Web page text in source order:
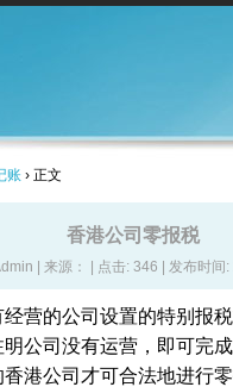
账› 正文
香港公司零报税
| 来源： | 点击: 346 | 发布时间
营的公司设置的特别报
公司没有运营，即可完
港公司才可合法地进行